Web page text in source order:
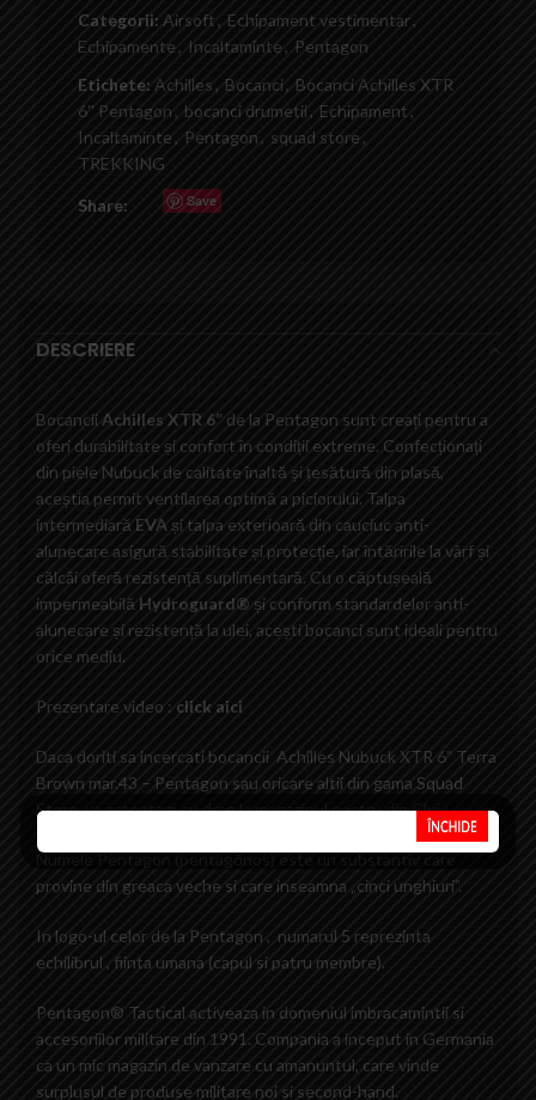
Categorii: Airsoft , Echipament vestimentar,
Echipamente , Incaltaminte , Pentagon
Etichete: Achilles , Bocanci , Bocanci Achilles XTR
6'' Pentagon , bocanci drumetii, Echipament ,
Incaltaminte , Pentagon, squad store ,
TREKKING
Share: Save
DESCRIERE
Bocancii Achilles XTR 6” de la Pentagon sunt creați pentru a
oferi durabilitate și confort în condiții extreme. Confecționați
din piele Nubuck de calitate înaltă și țesătură din plasă,
aceștia permit ventilarea optimă a piciorului. Talpa
intermediară EVA și talpa exterioară din cauciuc anti-
alunecare asigură stabilitate și protecție, iar întăririle la vârf și
călcâi oferă rezistență suplimentară. Cu o căptușeală
impermeabilă Hydroguard® și conform standardelor anti-
alunecare și rezistență la ulei, acești bocanci sunt ideali pentru
orice mediu.
Prezentare video : click aici
Daca doriti sa incercati bocancii Achilles Nubuck XTR 6” Terra
Brown mar.43 – Pentagon sau oricare altii din gama Squad
Store, va asteptam cu drag la magazinul nostru din Cluj.
Numele Pentagon (pentagōnos) este un substantiv care
provine din greaca veche si care inseamna „cinci unghiuri”.
In logo-ul celor de la Pentagon , numarul 5 reprezinta
echilibrul , fiinta umana (capul si patru membre).
Pentagon® Tactical activeaza in domeniul imbracamintii si
accesoriilor militare din 1991. Compania a inceput in Germania
ca un mic magazin de vanzare cu amanuntul, care vinde
surplusul de produse militare noi si second-hand.